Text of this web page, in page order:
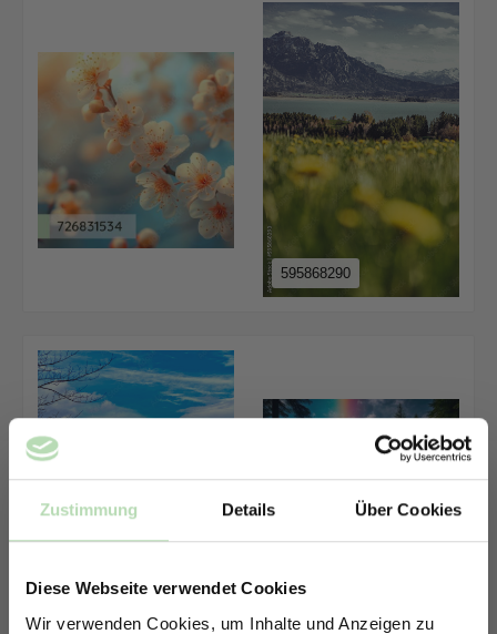
Zustimmung Details Über Cookies
Diese Webseite verwendet Cookies
Wir verwenden Cookies, um Inhalte und Anzeigen zu
595868290
758309495